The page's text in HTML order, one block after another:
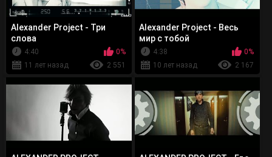
Alexander Project - Три
слова
4:40
0%
11 лет назад
2 551
Alexander Project - Весь
мир с тобой
4:38
0%
10 лет назад
2 167